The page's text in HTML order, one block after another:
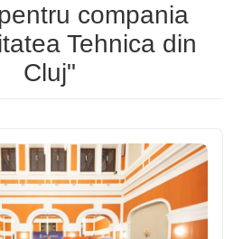
compania
Tehnica din
Cluj"